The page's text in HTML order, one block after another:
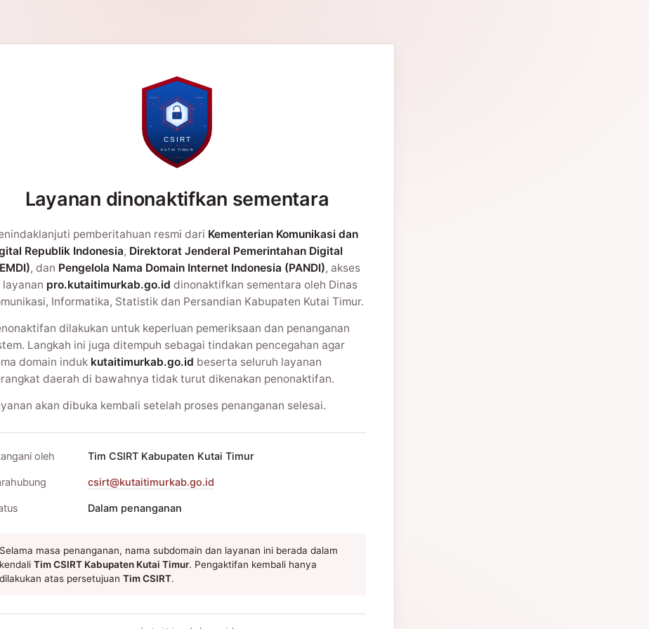
Layanan dinonaktifkan sementara
pemberitahuan resmi dari Kementerian Komunikasi dan
Republik Indonesia, Direktorat Jenderal Pemerintahan Digital
, dan Pengelola Nama Domain Internet Indonesia (PANDI), akses
layanan pro.kutaitimurkab.go.id dinonaktifkan sementara oleh Dinas
Informatika, Statistik dan Persandian Kabupaten Kutai Timur.
dilakukan untuk keperluan pemeriksaan dan penanganan
Langkah ini juga ditempuh sebagai tindakan pencegahan agar
domain induk kutaitimurkab.go.id beserta seluruh layanan
daerah di bawahnya tidak turut dikenakan penonaktifan.
akan dibuka kembali setelah proses penanganan selesai.
oleh Tim CSIRT Kabupaten Kutai Timur
csirt@kutaitimurkab.go.id
Dalam penanganan
Selama masa penanganan, nama subdomain dan layanan ini berada dalam
kendali Tim CSIRT Kabupaten Kutai Timur. Pengaktifan kembali hanya
dilakukan atas persetujuan Tim CSIRT.